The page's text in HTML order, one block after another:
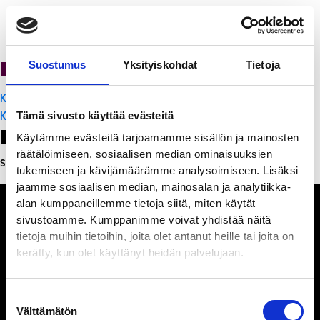
Suostumus Yksityiskohdat Tietoja
Tämä sivusto käyttää evästeitä
Käytämme evästeitä tarjoamamme sisällön ja mainosten
räätälöimiseen, sosiaalisen median ominaisuuksien
tukemiseen ja kävijämäärämme analysoimiseen. Lisäksi
jaamme sosiaalisen median, mainosalan ja analytiikka-
alan kumppaneillemme tietoja siitä, miten käytät
sivustoamme. Kumppanimme voivat yhdistää näitä
tietoja muihin tietoihin, joita olet antanut heille tai joita on
kerätty, kun olet käyttänyt heidän palvelujaan.
valinta
Välttämätön
PanchoVilla
Artikkelien
selaus
K-Citymarket Pori Puuvilla
K-Citymarket Pori Puuvilla
Leave a Reply
Sinun täytyy kirjautua sisään